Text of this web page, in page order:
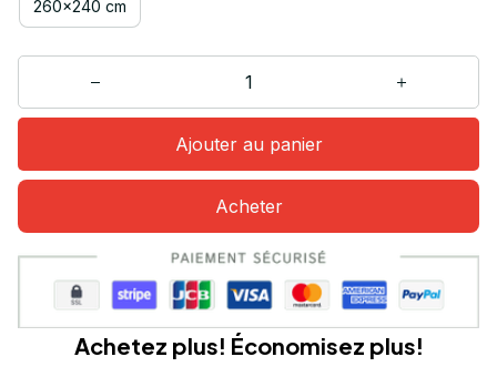
260x240 cm
Ajouter au panier
Acheter
Achetez plus! Économisez plus!